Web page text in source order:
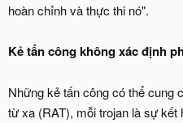
hoàn chỉnh và thực thi nó".
Kẻ tấn công không xác định
Những kẻ tấn công có thể cung
từ xa (RAT), mỗi trojan là sự